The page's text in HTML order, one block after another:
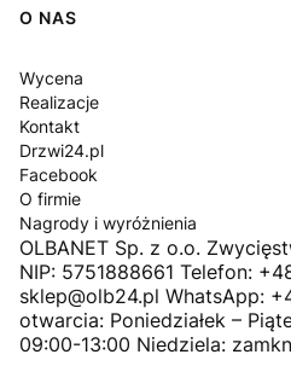
O NAS
Wycena
Realizacje
Kontakt
Drzwi24.pl
Facebook
O firmie
Nagrody i wyróżnienia
OLBANET Sp. z o.o.
NIP: 5751888661 Telefon:
sklep@olb24.pl WhatsApp:
otwarcia: Poniedziałek –
09:00-13:00 Niedziela: